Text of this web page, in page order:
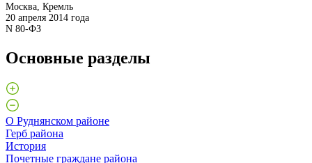
Москва, Кремль
20 апреля 2014 года
N 80-ФЗ
Основные разделы
О Руднянском районе
Герб района
История
Почетные граждане района